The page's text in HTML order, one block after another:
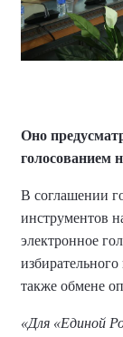
Оно
голосованием
В соглашении
инструментов
электронное
также обмене
«Для «Единой